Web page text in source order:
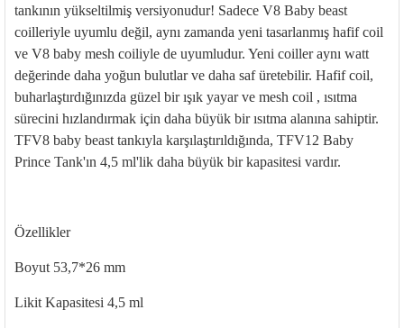
tankının yükseltilmiş versiyonudur! Sadece V8 Baby beast
coilleriyle uyumlu değil, aynı zamanda yeni tasarlanmış hafif coil
ve V8 baby mesh coiliyle de uyumludur. Yeni coiller aynı watt
değerinde daha yoğun bulutlar ve daha saf üretebilir. Hafif coil,
buharlaştırdığınızda güzel bir ışık yayar ve mesh coil , ısıtma
sürecini hızlandırmak için daha büyük bir ısıtma alanına sahiptir.
TFV8 baby beast tankıyla karşılaştırıldığında, TFV12 Baby
Prince Tank'ın 4,5 ml'lik daha büyük bir kapasitesi vardır.
Özellikler
Boyut 53,7*26 mm
Likit Kapasitesi 4,5 ml